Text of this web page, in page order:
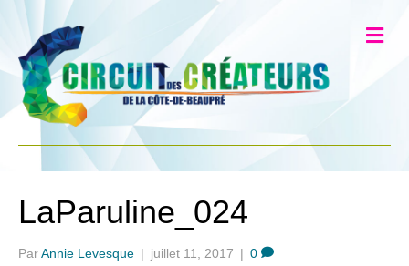
LaParuline_024
ParAnnie Levesque | juillet 11, 2017 | 0